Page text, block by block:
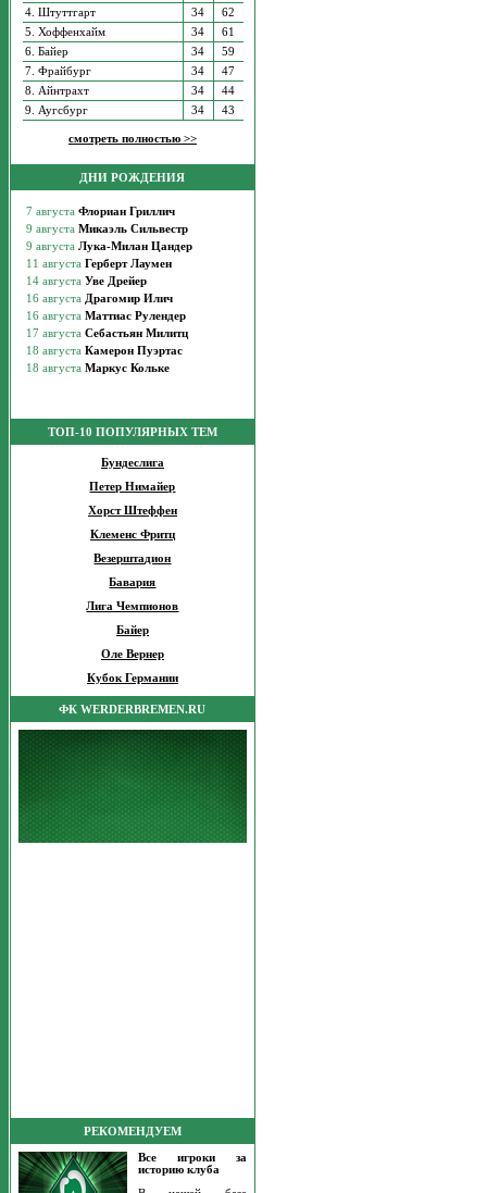
4. Штуттгарт
34
62
5. Хоффенхайм
34
61
6. Байер
34
59
7. Фрайбург
34
47
8. Айнтрахт
34
44
9. Аугсбург
34 43
смотреть полностью >>
ДНИ РОЖДЕНИЯ
ТОП-10 ПОПУЛЯРНЫХ ТЕМ
Бундеслига
Петер Нимайер
Хорст Штеффен
Клеменс Фритц
Везерштадион
Бавария
Лига Чемпионов
Байер
Оле Вернер
Кубок Германии
ФК WERDERBREMEN.RU
РЕКОМЕНДУЕМ
Все игроки за
историю клуба